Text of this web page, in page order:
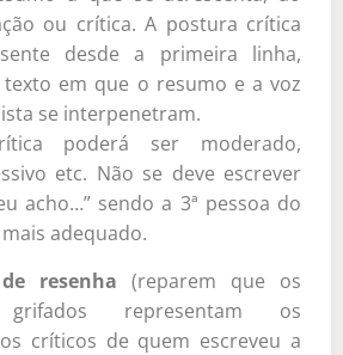
ou crítica. A postura crítica
desde a primeira linha,
em que o resumo e a voz
se interpenetram.
poderá ser moderado,
etc. Não se deve escrever
acho…” sendo a 3ª pessoa do
adequado.
resenha (reparem que os
representam os
críticos de quem escreveu a